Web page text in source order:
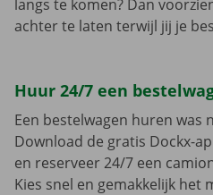
langs te komen? Dan
achter te laten terwijl jij je
Huur 24/7 een
Een bestelwagen huren was
Download de gratis Dockx-
en reserveer 24/7 een
Kies snel en gemakkelijk het